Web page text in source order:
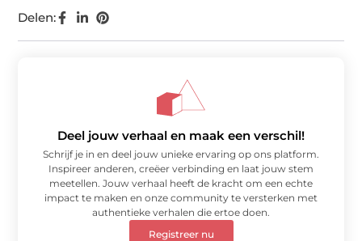
Delen:
Deel jouw verhaal en maak een verschil!
Schrijf je in en deel jouw unieke ervaring op ons platform.
Inspireer anderen, creëer verbinding en laat jouw stem
meetellen. Jouw verhaal heeft de kracht om een echte
impact te maken en onze community te versterken met
authentieke verhalen die ertoe doen.
Registreer nu